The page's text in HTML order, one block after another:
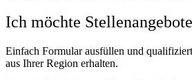
Ich möchte
Einfach Formular ausfüllen und
aus Ihrer Region erhalten.